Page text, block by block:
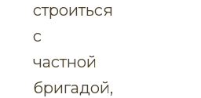
строиться
с
частной
бригадой,